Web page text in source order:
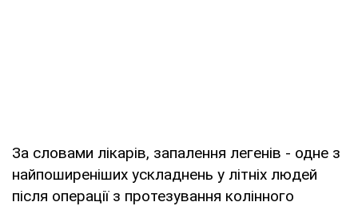
За словами лікарів, запалення легенів - одне з
найпоширеніших ускладнень у літніх людей
після операції з протезування колінного